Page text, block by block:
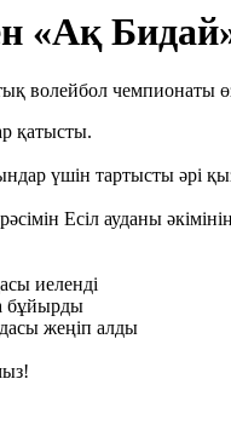
«Ақ
қатысты.
үшін тартысты әрі
Есіл ауданы
иеленді
бұйырды
жеңіп алды